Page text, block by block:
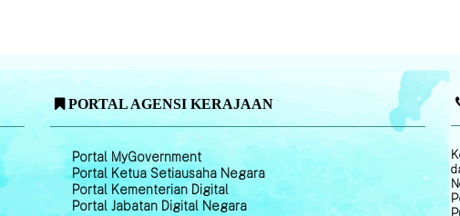
PORTAL AGENSI KERAJAAN
Portal MyGovernment
Portal Ketua Setiausaha Negara
Portal Kementerian Digital
Portal Jabatan Digital Negara